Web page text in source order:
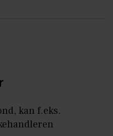
kan f.eks.